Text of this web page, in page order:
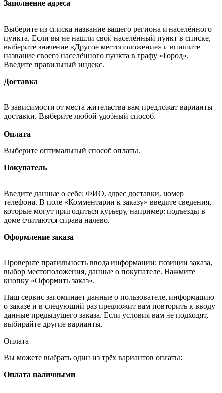
Заполнение адреса
Выберите из списка название вашего региона и населённого
пункта. Если вы не нашли свой населённый пункт в списке,
выберите значение «Другое местоположение» и впишите
название своего населённого пункта в графу «Город».
Введите правильный индекс.
Доставка
В зависимости от места жительства вам предложат варианты
доставки. Выберите любой удобный способ.
Оплата
Выберите оптимальный способ оплаты.
Покупатель
Введите данные о себе: ФИО, адрес доставки, номер
телефона. В поле «Комментарии к заказу» введите сведения,
которые могут пригодиться курьеру, например: подъезды в
доме считаются справа налево.
Оформление заказа
Проверьте правильность ввода информации: позиции заказа,
выбор местоположения, данные о покупателе. Нажмите
кнопку «Оформить заказ».
Наш сервис запоминает данные о пользователе, информацию
о заказе и в следующий раз предложит вам повторить к вводу
данные предыдущего заказа. Если условия вам не подходят,
выбирайте другие варианты.
Оплата
Вы можете выбрать один из трёх вариантов оплаты:
Оплата наличными